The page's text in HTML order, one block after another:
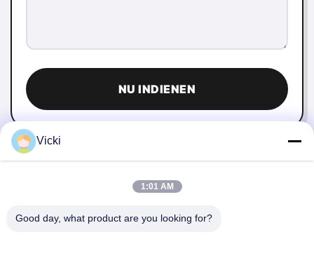
NU INDIENEN
Vicki
1:01 AM
Good day, what product are you looking for?